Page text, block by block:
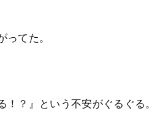
ってた。
？』という不安がぐるぐる。